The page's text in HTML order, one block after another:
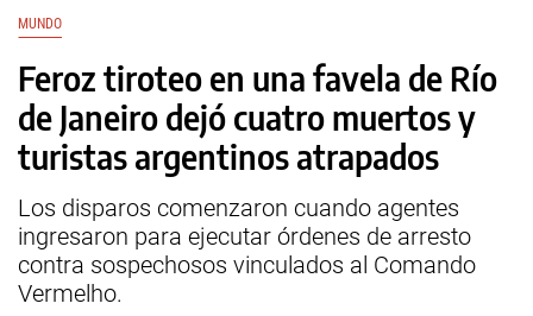
MUNDO
Feroz tiroteo en una favela de Río
de Janeiro dejó cuatro muertos y
turistas argentinos atrapados
Los disparos comenzaron cuando agentes
ingresaron para ejecutar órdenes de arresto
contra sospechosos vinculados al Comando
Vermelho.